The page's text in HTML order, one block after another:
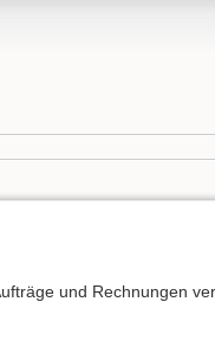
und Rechnungen